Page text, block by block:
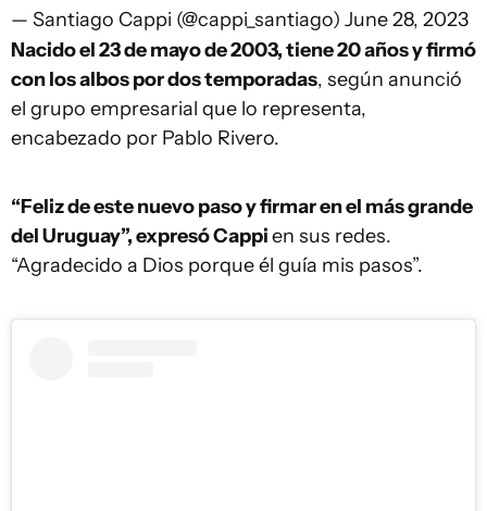
— Santiago Cappi (@cappi_santiago) June 28, 2023
Nacido el 23 de mayo de 2003, tiene 20 años y firmó
con los albos por dos temporadas, según anunció
el grupo empresarial que lo representa,
encabezado por Pablo Rivero.
“Feliz de este nuevo paso y firmar en el más grande
del Uruguay”, expresó Cappien sus redes.
“Agradecido a Dios porque él guía mis pasos”.